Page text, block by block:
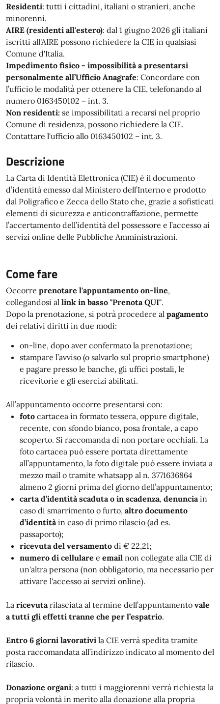
Residenti: tutti i cittadini, italiani o stranieri, anche
minorenni.
AIRE (residenti all'estero): dal 1 giugno 2026 gli italiani
iscritti all'AIRE possono richiedere la CIE in qualsiasi
Comune d'Italia.
Impedimento fisico - impossibilità a presentarsi
personalmente all’Ufficio Anagrafe: Concordare con
l’ufficio le modalità per ottenere la CIE, telefonando al
numero 0163450102 – int. 3.
Non residenti: se impossibilitati a recarsi nel proprio
Comune di residenza, possono richiedere la CIE.
Contattare l'ufficio allo 0163450102 – int. 3.
Descrizione
La Carta di Identità Elettronica (CIE) è il documento
d’identità emesso dal Ministero dell’Interno e prodotto
dal Poligrafico e Zecca dello Stato che, grazie a sofisticati
elementi di sicurezza e anticontraffazione, permette
l’accertamento dell’identità del possessore e l’accesso ai
servizi online delle Pubbliche Amministrazioni.
Come fare
Occorre prenotare l'appuntamento on-line,
collegandosi al link in basso "Prenota QUI".
Dopo la prenotazione, si potrà procedere al pagamento
dei relativi diritti in due modi:
on-line, dopo aver confermato la prenotazione;
stampare l’avviso (o salvarlo sul proprio smartphone)
e pagare presso le banche, gli uffici postali, le
ricevitorie e gli esercizi abilitati.
All’appuntamento occorre presentarsi con:
foto cartacea in formato tessera, oppure digitale,
recente, con sfondo bianco, posa frontale, a capo
scoperto. Si raccomanda di non portare occhiali. La
foto cartacea può essere portata direttamente
all’appuntamento, la foto digitale può essere inviata a
mezzo mail o tramite whatsapp al n. 3771636864
almeno 2 giorni prima del giorno dell’appuntamento;
carta d’identità scaduta o in scadenza, denunciain
caso di smarrimento o furto, altro documento
d’identitàin caso di primo rilascio (ad es.
passaporto);
ricevuta del versamento di € 22,21;
numero di cellulare e email non collegate alla CIE di
un'altra persona (non obbligatorio, ma necessario per
attivare l'accesso ai servizi online).
La ricevutarilasciata al termine dell’appuntamento vale
a tutti gli effetti tranne che per l’espatrio.
Entro 6 giorni lavorativi la CIE verrà spedita tramite
posta raccomandata all’indirizzo indicato al momento del
rilascio.
Donazione organi: a tutti i maggiorenni verrà richiesta la
propria volontà in merito alla donazione alla propria